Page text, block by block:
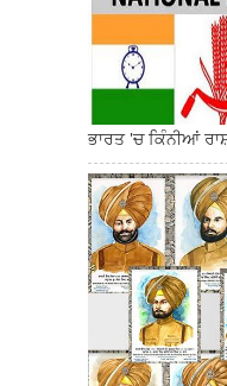
ਭਾਰਤ 'ਚ ਕਿੰਨੀਆਂ